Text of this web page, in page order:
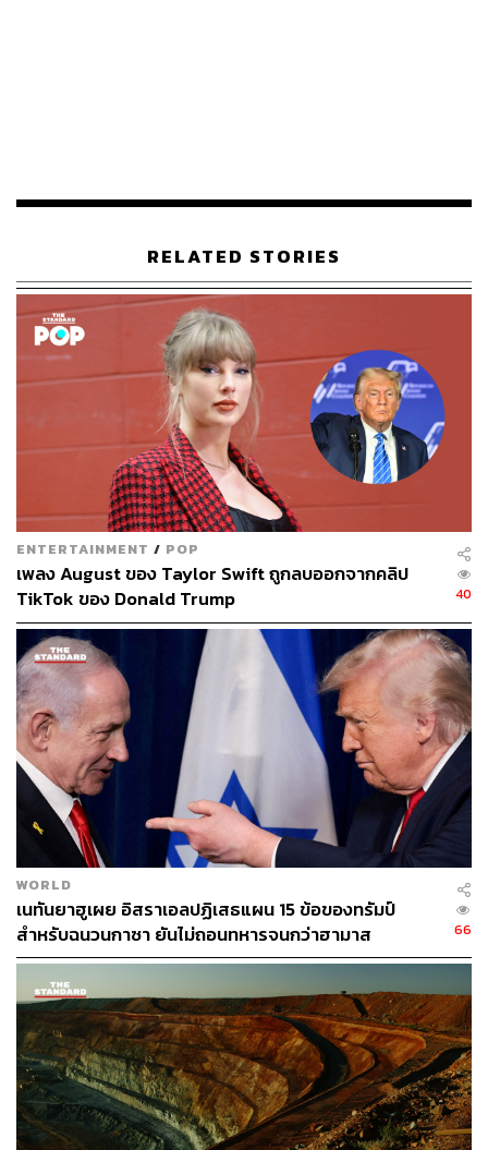
RELATED STORIES
ENTERTAINMENT / POP
เพลง August ของ Taylor Swift ถูกลบออกจากคลิป
TikTok ของ Donald Trump
40
WORLD
เนทันยาฮูเผย อิสราเอลปฏิเสธแผน 15 ข้อของทรัมป์
สำหรับฉนวนกาซา ยันไม่ถอนทหารจนกว่าฮามาส
ปลดอาวุธแท้จริง
66